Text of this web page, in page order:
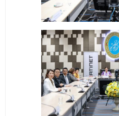
ผลงานคณะ
- ฐานข้อมูลงานวิจัย
- การจัดการความรู้ (KM Scitech)
- โครงการบริหารจัดการพื้นที่ 10 ไ
สวนดุสิต จังหวัดปราจีนบุรี
- โครงการส่งเสริมการปลูกกล้วยเ